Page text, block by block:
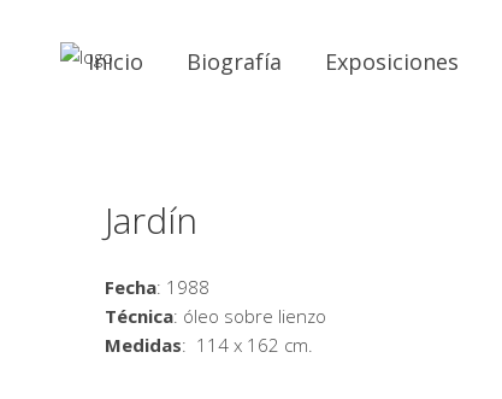
Inicio Biografía Exposiciones
Jardín
Fecha: 1988
Técnica: óleo sobre lienzo
Medidas: 114 x 162 cm.